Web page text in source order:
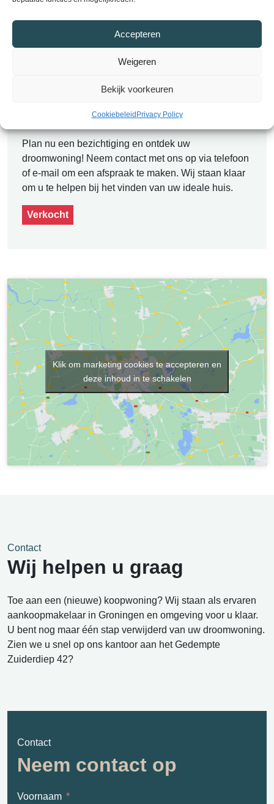
Accepteren
Weigeren
Bekijk voorkeuren
Cookiebeleid Privacy Policy
Plan een bezichtiging
Plan nu een bezichtiging en ontdek uw
droomwoning! Neem contact met ons op via telefoon
of e-mail om een afspraak te maken. Wij staan klaar
om u te helpen bij het vinden van uw ideale huis.
Verkocht
Klik om marketing cookies te accepteren en
deze inhoud in te schakelen
Contact
Neem contact op
Voornaam
Contact
Wij helpen u graag
Toe aan een (nieuwe) koopwoning? Wij staan als ervaren
aankoopmakelaar in Groningen en omgeving voor u klaar.
U bent nog maar één stap verwijderd van uw droomwoning.
Zien we u snel op ons kantoor aan het Gedempte
Zuiderdiep 42?